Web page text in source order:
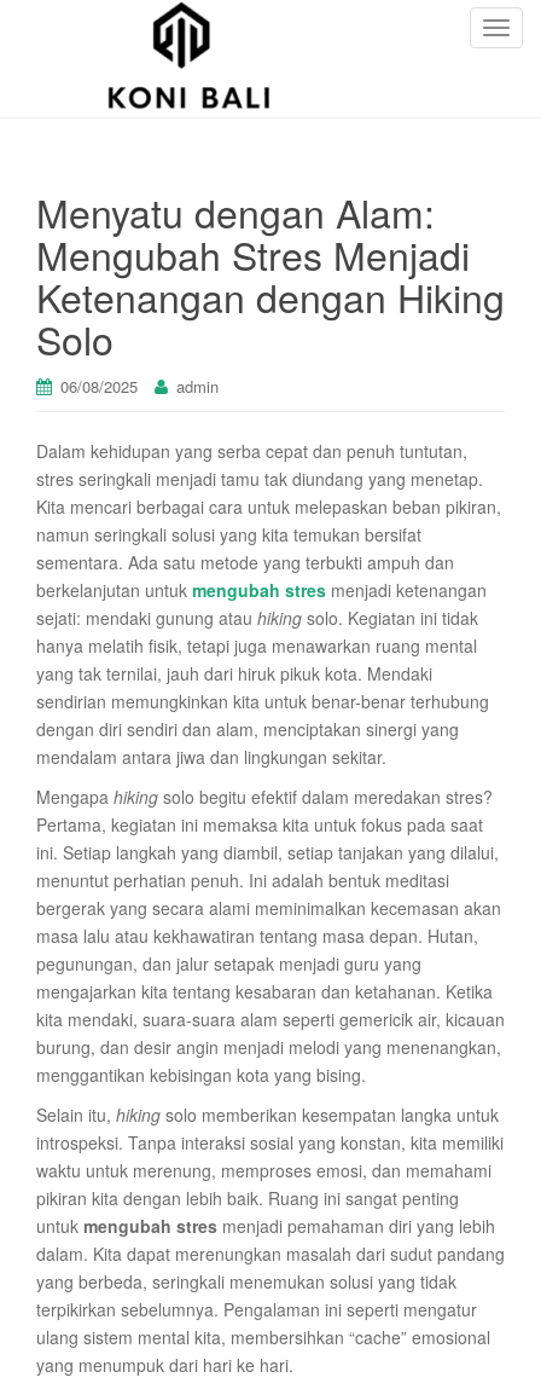
T
g
Menyatu dengan Alam:
Mengubah Stres Menjadi
Ketenangan dengan Hiking
Solo
06/08/2025 admin
Dalam kehidupan yang serba cepat dan penuh tuntutan,
stres seringkali menjadi tamu tak diundang yang menetap.
Kita mencari berbagai cara untuk melepaskan beban pikiran,
namun seringkali solusi yang kita temukan bersifat
sementara. Ada satu metode yang terbukti ampuh dan
berkelanjutan untuk mengubah stres menjadi ketenangan
sejati: mendaki gunung atau hiking solo. Kegiatan ini tidak
hanya melatih fisik, tetapi juga menawarkan ruang mental
yang tak ternilai, jauh dari hiruk pikuk kota. Mendaki
sendirian memungkinkan kita untuk benar-benar terhubung
dengan diri sendiri dan alam, menciptakan sinergi yang
mendalam antara jiwa dan lingkungan sekitar.
Mengapa hiking solo begitu efektif dalam meredakan stres?
Pertama, kegiatan ini memaksa kita untuk fokus pada saat
ini. Setiap langkah yang diambil, setiap tanjakan yang dilalui,
menuntut perhatian penuh. Ini adalah bentuk meditasi
bergerak yang secara alami meminimalkan kecemasan akan
masa lalu atau kekhawatiran tentang masa depan. Hutan,
pegunungan, dan jalur setapak menjadi guru yang
mengajarkan kita tentang kesabaran dan ketahanan. Ketika
kita mendaki, suara-suara alam seperti gemericik air, kicauan
burung, dan desir angin menjadi melodi yang menenangkan,
menggantikan kebisingan kota yang bising.
Selain itu, hiking solo memberikan kesempatan langka untuk
introspeksi. Tanpa interaksi sosial yang konstan, kita memiliki
waktu untuk merenung, memproses emosi, dan memahami
pikiran kita dengan lebih baik. Ruang ini sangat penting
untuk mengubah stres menjadi pemahaman diri yang lebih
dalam. Kita dapat merenungkan masalah dari sudut pandang
yang berbeda, seringkali menemukan solusi yang tidak
terpikirkan sebelumnya. Pengalaman ini seperti mengatur
ulang sistem mental kita, membersihkan “cache” emosional
yang menumpuk dari hari ke hari.